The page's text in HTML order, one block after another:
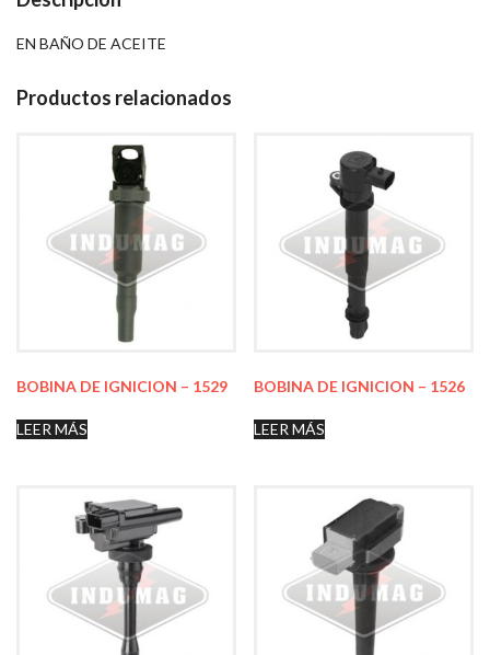
EN BAÑO DE ACEITE
Productos relacionados
BOBINA DE IGNICION – 1529
LEER MÁS
BOBINA DE IGNICION – 1526
LEER MÁS